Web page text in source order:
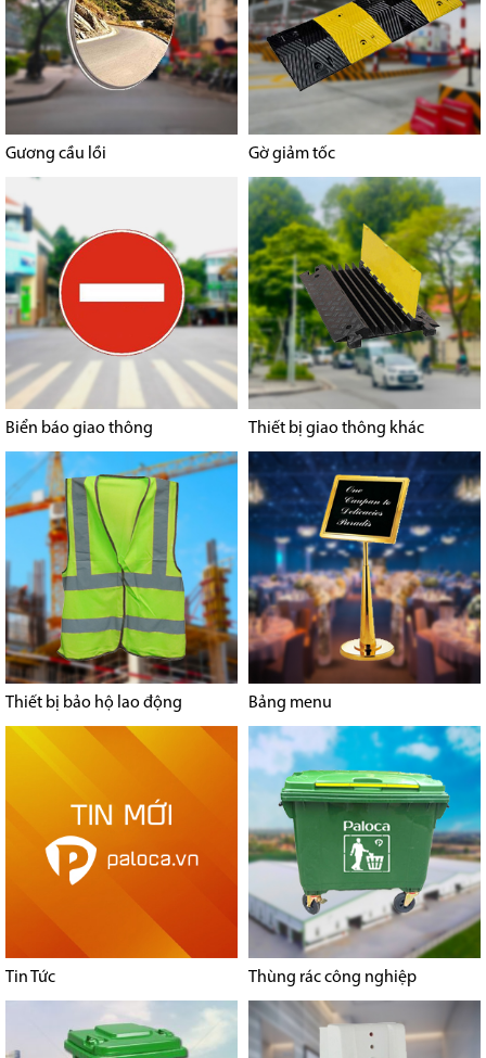
Gương cầu lồi Gờ giảm tốc
Biển báo giao thông Thiết bị giao thông khác
Thiết bị bảo hộ lao động Bảng menu
Tin Tức Thùng rác công nghiệp